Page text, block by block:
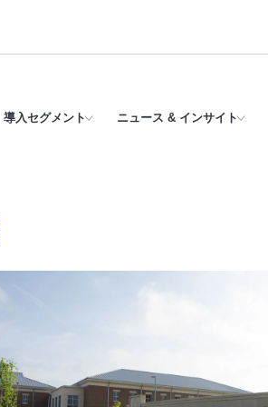
導入セグメント ニュース & インサイト